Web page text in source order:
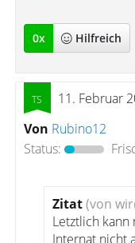
0x Hilfreich
11. Februar
Von Rubino12
Status:
Zitat(von
Letztlich kann
Internat nicht